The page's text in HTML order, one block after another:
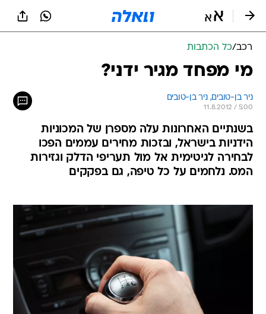
רכב/כל הכתבות
מי מפחד מגיר ידני?
ניר בן-טובים, ניר בן-טובים
11.8.2012 / 5:00
בשנתיים האחרונות עלה מספרן של המכוניות
הידניות בישראל, ובזכות מחירים עממים הפכו
לבחירה לגיטימית אל מול תעריפי הדלק וגזירות
המס. נלחמים על כל טיפה, גם בפקקים